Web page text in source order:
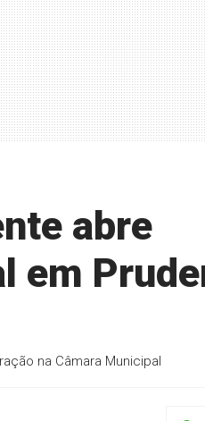
abre
em
na Câmara Municipal